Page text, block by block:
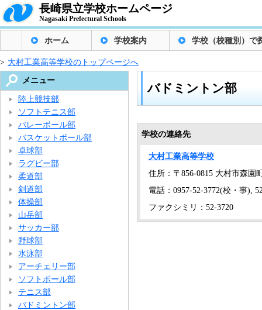
長崎県立学校ホームページ
Nagasaki Prefectural Schools
ホーム 学校案内 学校（校種別）で
> 大村工業高等学校のトップページへ
バドミントン部
学校の連絡先
大村工業高等学校
住所：〒856-0815 大村市森園
電話：0957-52-3772(校・事),
ファクシミリ：52-3720
メニュー
陸上競技部
ソフトテニス部
バレーボール部
バスケットボール部
卓球部
ラグビー部
柔道部
剣道部
体操部
山岳部
サッカー部
野球部
水泳部
アーチェリー部
ソフトボール部
テニス部
バドミントン部